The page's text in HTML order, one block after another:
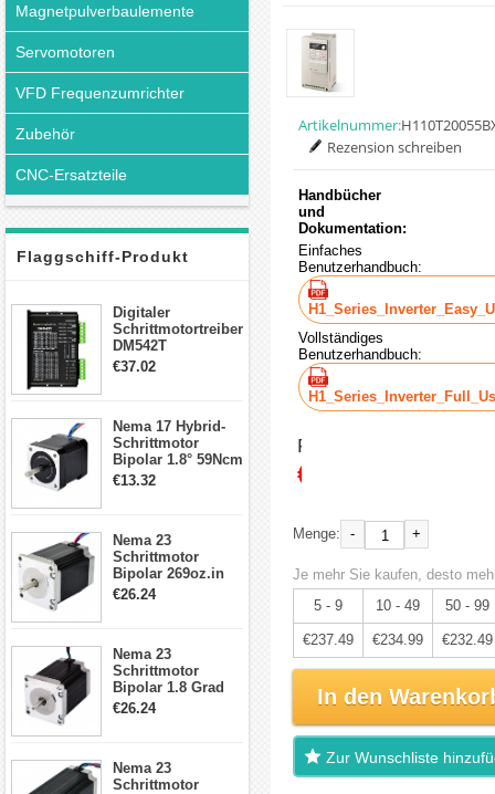
Magnetpulverbaulemente
Servomotoren
VFD Frequenzumrichter
Zubehör
CNC-Ersatzteile
Flaggschiff-Produkt
Digitaler
Schrittmotortreiber
DM542T
Schrittmotor
Schrittmotor
€37.02
Nema 17 Hybrid-
Schrittmotor
Bipolar 1.8° 59Ncm
2A 4 Drähte mit 1m
€13.32
Nema 23
Schrittmotor
Bipolar 269oz.in
2,8A 57x57x76mm
€26.24
Nema 23
Schrittmotor
Bipolar 1.8 Grad
1.9Nm 3A 3.36V 4
€26.24
Nema 23
Schrittmotor
Artikelnummer:
Rezension schreiben
Handbücher
und
Dokumentation:
Einfaches
Benutzerhandbuch:
Vollständiges
Benutzerhandbuch:
Preis:
€249.99
Menge: - +
Je mehr Sie kaufen, desto
5 - 9
10 - 49 50 - 99
€237.49 €234.99 €232.49
In den
Zur Wunschliste